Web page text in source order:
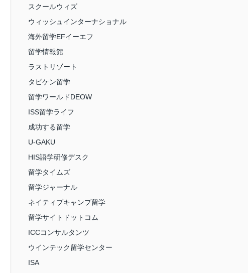
スクールウィズ
ウィッシュインターナショナル
海外留学EFイーエフ
留学情報館
ラストリゾート
タビケン留学
留学ワールドDEOW
ISS留学ライフ
成功する留学
U-GAKU
HIS語学研修デスク
留学タイムズ
留学ジャーナル
ネイティブキャンプ留学
留学サイトドットコム
ICCコンサルタンツ
ウインテック留学センター
ISA